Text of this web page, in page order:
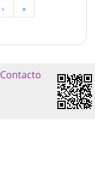
› »
Contacto